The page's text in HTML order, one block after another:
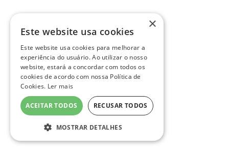
×
Este website usa cookies
Este website usa cookies para melhorar a
experiência do usuário. Ao utilizar o nosso
website, estará a concordar com todos os
cookies de acordo com nossa Política de
Cookies. Ler mais
ACEITAR TODOS RECUSAR TODOS
MOSTRAR DETALHES